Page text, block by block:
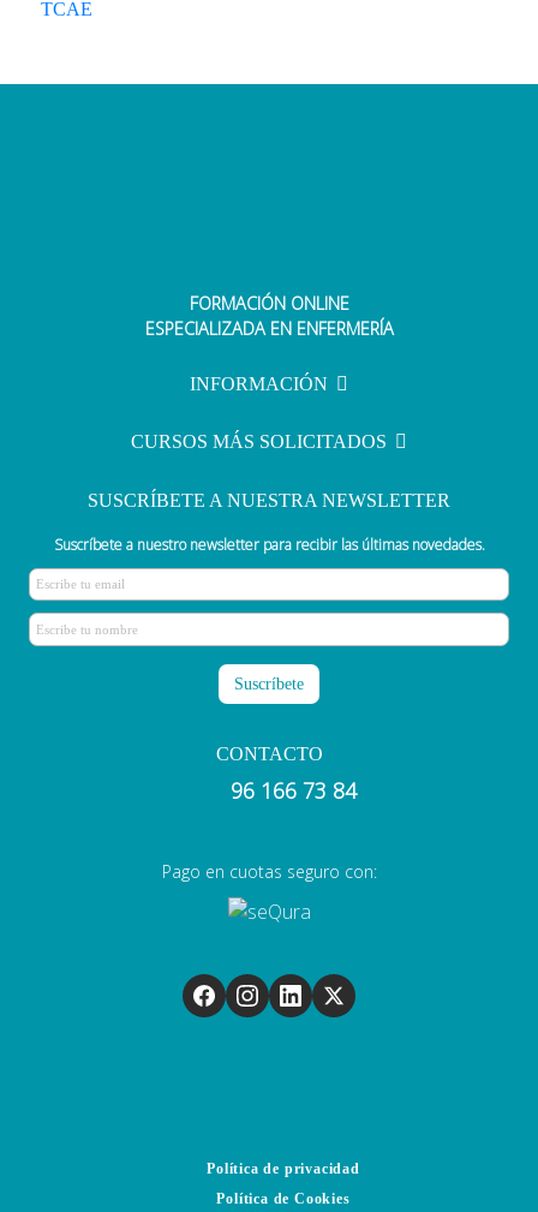
TCAE
FORMACIÓN ONLINE
ESPECIALIZADA EN ENFERMERÍA
INFORMACIÓN
CURSOS MÁS SOLICITADOS
SUSCRÍBETE A NUESTRA NEWSLETTER
Suscríbete a nuestro newsletter para recibir las últimas novedades.
CONTACTO
96 166 73 84
Pago en cuotas seguro con:
Política de privacidad
Política de Cookies